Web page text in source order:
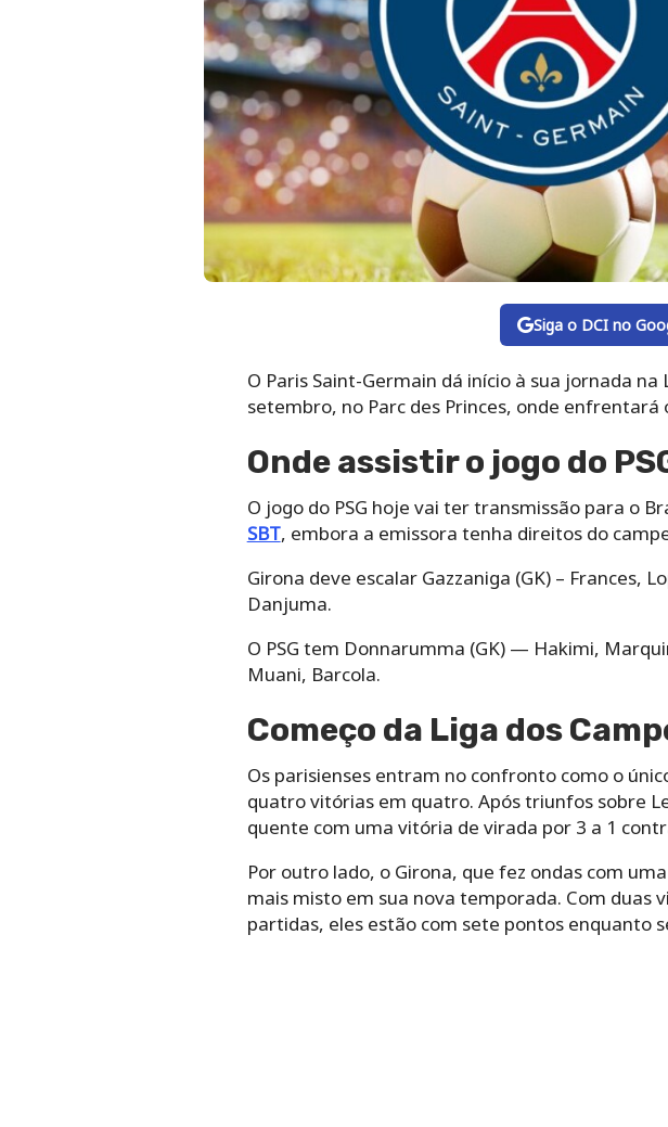
Siga o DCI no
O Paris Saint-Germain dá início à sua jornada
setembro, no Parc des Princes, onde
Onde assistir o jogo do
O jogo do PSG hoje vai ter transmissão para o
SBT, embora a emissora tenha direitos do
Girona deve escalar Gazzaniga (GK) – Frances,
Danjuma.
O PSG tem Donnarumma (GK) — Hakimi,
Muani, Barcola.
Começo da Liga dos
Os parisienses entram no confronto como o
quatro vitórias em quatro. Após triunfos sobre
quente com uma vitória de virada por 3 a 1
Por outro lado, o Girona, que fez ondas com
mais misto em sua nova temporada. Com duas
partidas, eles estão com sete pontos enquanto